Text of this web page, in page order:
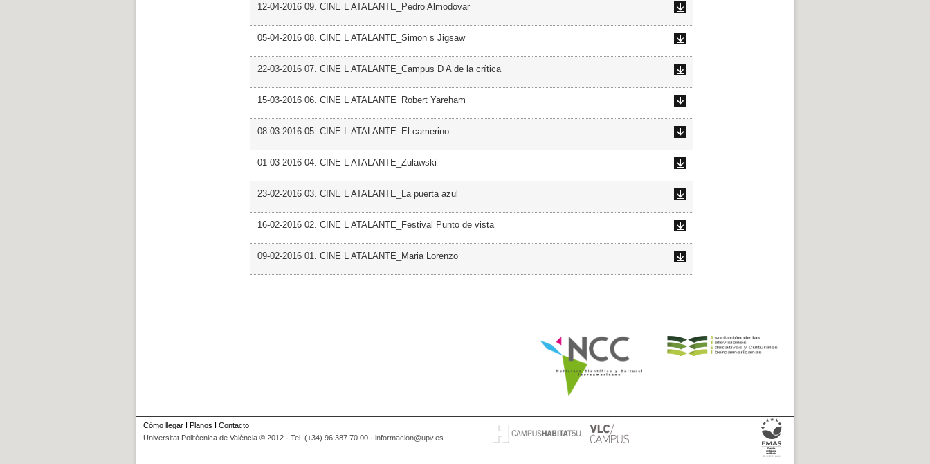
12-04-2016 09. CINE L ATALANTE_Pedro Almodovar
05-04-2016 08. CINE L ATALANTE_Simon s Jigsaw
22-03-2016 07. CINE L ATALANTE_Campus D A de la crítica
15-03-2016 06. CINE L ATALANTE_Robert Yareham
08-03-2016 05. CINE L ATALANTE_El camerino
01-03-2016 04. CINE L ATALANTE_Zulawski
23-02-2016 03. CINE L ATALANTE_La puerta azul
16-02-2016 02. CINE L ATALANTE_Festival Punto de vista
09-02-2016 01. CINE L ATALANTE_Maria Lorenzo
Cómo llegar I Planos I Contacto
Universitat Politècnica de València © 2012 · Tel. (+34) 96 387 70 00 · informacion@upv.es